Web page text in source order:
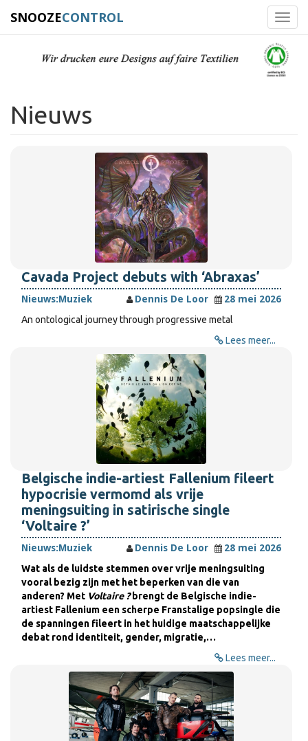
SNOOZECONTROL
Nieuws
Cavada Project debuts with ‘Abraxas’
Nieuws:Muziek Dennis De Loor
28 mei 2026
An ontological journey through progressive metal
Lees meer...
Belgische indie-artiest Fallenium fileert
hypocrisie vermomd als vrije
meningsuiting in satirische single
‘Voltaire ?’
Nieuws:Muziek Dennis De Loor
28 mei 2026
Wat als de luidste stemmen over vrije meningsuiting
vooral bezig zijn met het beperken van die van
anderen? Met Voltaire ?brengt de Belgische indie-
artiest Fallenium een scherpe Franstalige popsingle die
de spanningen fileert in het huidige maatschappelijke
debat rond identiteit, gender, migratie,…
Lees meer...